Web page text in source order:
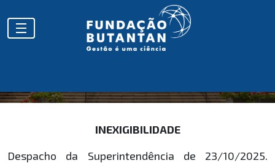
HOMOLOGAÇÕES
INEXIGIBILIDADE
Despacho da Superintendência de 23/10/2025.